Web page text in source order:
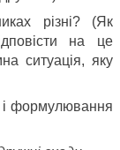
різні? (Як
на це
ситуація, яку
формулювання